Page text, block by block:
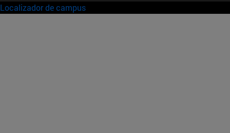
Localizador de campus